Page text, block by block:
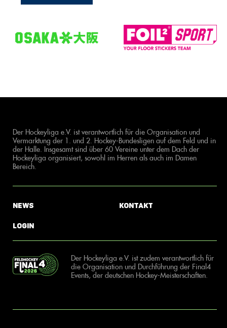
Der Hockeyliga e.V. ist verantwortlich für die Organisation und
Vermarktung der 1. und 2. Hockey-Bundesligen auf dem Feld und in
der Halle. Insgesamt sind über 60 Vereine unter dem Dach der
Hockeyliga organisiert, sowohl im Herren als auch im Damen
Bereich.
News
Login
Kontakt
Der Hockeyliga e.V. ist zudem verantwortlich für
die Organisation und Durchführung der Final4
Events, der deutschen Hockey-Meisterschaften.